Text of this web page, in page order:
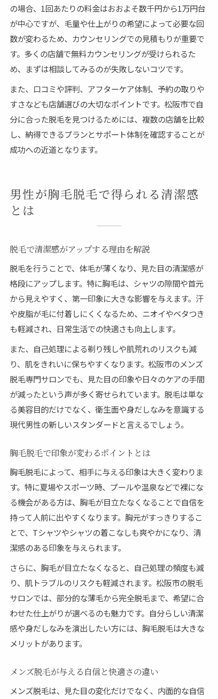
の場合、1回あたりの料金はおおよそ数千円から1万円台
が中心ですが、毛量や仕上がりの希望によって必要な回
数が変わるため、カウンセリングでの見積もりが重要で
す。多くの店舗で無料カウンセリングが受けられるた
め、まずは相談してみるのが失敗しないコツです。
また、口コミや評判、アフターケア体制、予約の取りや
すさなども店舗選びの大切なポイントです。松阪市で自
分に合った脱毛を見つけるためには、複数の店舗を比較
し、納得できるプランとサポート体制を確認することが
成功への近道となります。
男性が胸毛脱毛で得られる清潔感
とは
脱毛で清潔感がアップする理由を解説
脱毛を行うことで、体毛が薄くなり、見た目の清潔感が
格段にアップします。特に胸毛は、シャツの隙間や首元
から見えやすく、第一印象に大きな影響を与えます。汗
や皮脂が毛に付着しにくくなるため、ニオイやベタつき
も軽減され、日常生活での快適さも向上します。
また、自己処理による剃り残しや肌荒れのリスクも減
り、肌をきれいに保ちやすくなります。松阪市のメンズ
脱毛専門サロンでも、見た目の印象や日々のケアの手間
が減ったという声が多く寄せられています。脱毛は単な
る美容目的だけでなく、衛生面や身だしなみを意識する
現代男性の新しいスタンダードと言えるでしょう。
胸毛脱毛で印象が変わるポイントとは
胸毛脱毛によって、相手に与える印象は大きく変わりま
す。特に夏場やスポーツ時、プールや温泉などで裸にな
る機会がある方は、胸毛が目立たなくなることで自信を
持って人前に出やすくなります。胸元がすっきりするこ
とで、Tシャツやシャツの着こなしも爽やかになり、清
潔感のある印象を与えられます。
さらに、胸毛が目立たなくなると、自己処理の頻度も減
り、肌トラブルのリスクも軽減されます。松阪市の脱毛
サロンでは、部分的な薄毛から完全脱毛まで、希望に合
わせた仕上がりが選べるのも魅力です。自分らしい清潔
感や身だしなみを演出したい方には、胸毛脱毛は大きな
メリットがあります。
メンズ脱毛が与える自信と快適さの違い
メンズ脱毛は、見た目の変化だけでなく、内面的な自信